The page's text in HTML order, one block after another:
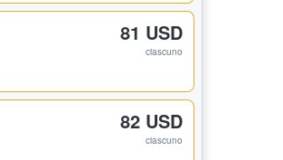
81 USD
ciascuno
82 USD
ciascuno